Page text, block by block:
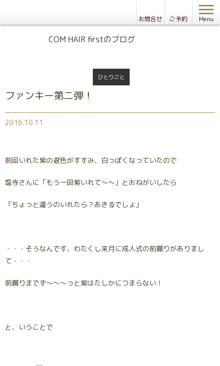
お問合せ ご予約 Menu
COM HAIR firstのブログ
ひとりごと
ファンキー第二弾！
2016.10.11
前回いれた紫の退色がすすみ、白っぽくなっていたので
塩寺さんに「もう一回紫いれて～～」とおねがいしたら
「ちょっと違うのいれたら？あきるでしょ」
・・・そうなんです、わたくし来月に成人式の前撮りがありまし
て・・・
前撮りまでず～～～っと紫はたしかにつまらない！
と、いうことで